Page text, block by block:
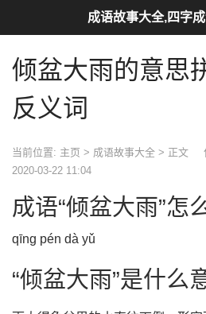
倾盆大雨的意思
反义词
当前位置: 主页 > 成语故事大全 > 正文
2020-03-22 11:04
成语“倾盆大雨”怎
qīng pén dà yǔ
“倾盆大雨”是什么
成语故事大全,四字